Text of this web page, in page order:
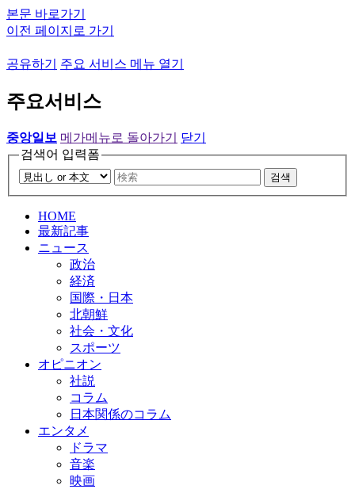
본문 바로가기
이전 페이지로 가기
공유하기 주요 서비스 메뉴 열기
주요서비스
중앙일보 메가메뉴로 돌아가기
닫기
검색어 입력폼
검색
HOME
最新記事
ニュース
政治
経済
国際・日本
北朝鮮
社会・文化
スポーツ
オピニオン
社説
コラム
日本関係のコラム
エンタメ
ドラマ
音楽
映画